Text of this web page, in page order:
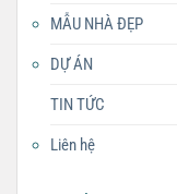
MẪU NHÀ ĐẸP
DỰ ÁN
TIN TỨC
Liên hệ